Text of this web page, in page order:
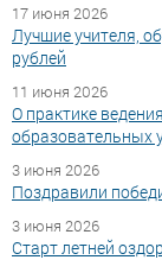
17 июня 2026
Лучшие учителя,
рублей
11 июня 2026
О практике
образовательных
3 июня 2026
Поздравили
3 июня 2026
Старт летней